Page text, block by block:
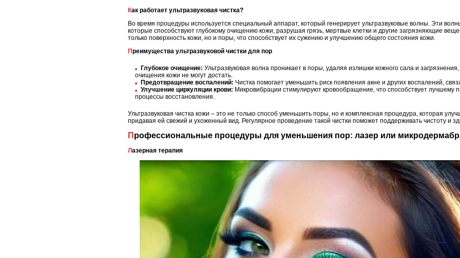
Как работает ультразвуковая чистка?
Во время процедуры используется специальный аппарат, который генерирует ультразвуковые волны. Эти
которые способствуют глубокому очищению кожи, разрушая грязь, мертвые клетки и другие загрязняющие
только поверхность кожи, но и поры, что способствует их сужению и улучшению общего состояния кожи.
Преимущества ультразвуковой чистки для пор
Глубокое очищение: Ультразвуковая волна проникает в поры, удаляя излишки кожного сала и
очищения кожи не могут достать.
Предотвращение воспалений: Чистка помогает уменьшить риск появления акне и других воспалений,
Улучшение циркуляции крови: Микровибрации стимулируют кровообращение, что способствует лучшему
процессы восстановления.
Ультразвуковая чистка кожи – это не только способ уменьшить поры, но и комплексная процедура, которая
придавая ей свежий и ухоженный вид. Регулярное проведение такой чистки поможет поддерживать чистоту и
Профессиональные процедуры для уменьшения пор: лазер или
Лазерная терапия